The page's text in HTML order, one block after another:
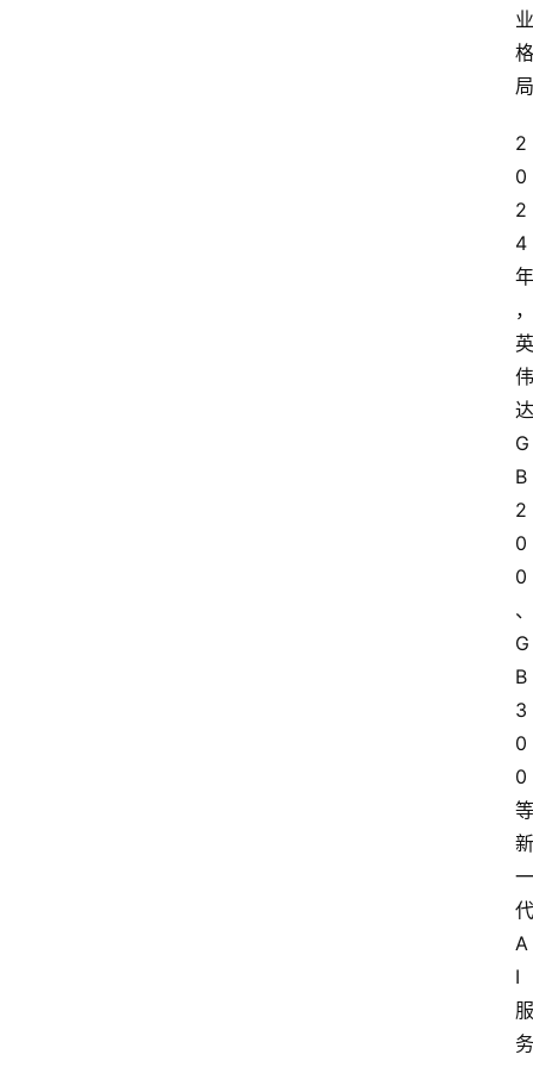
业
格
局
2
0
2
4
年
，
英
伟
达
G
B
2
0
0
、
G
B
3
0
0
等
新
一
代
A
I
服
务